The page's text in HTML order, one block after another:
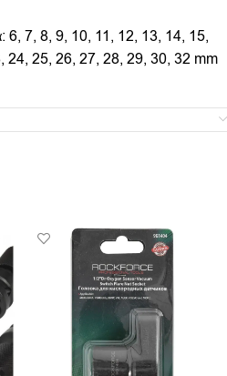
6, 7, 8, 9, 10, 11, 12, 13, 14, 15,
24, 25, 26, 27, 28, 29, 30, 32 mm